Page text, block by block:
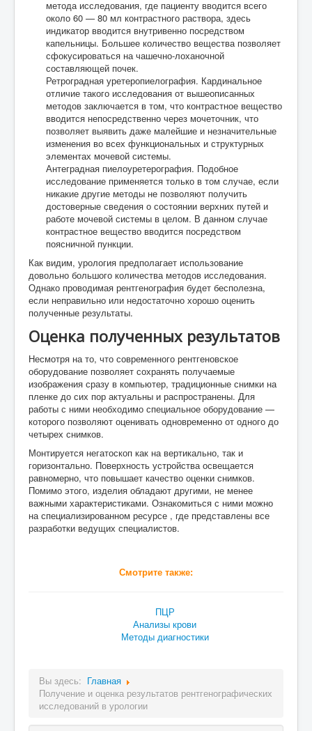
метода исследования, где пациенту вводится всего
около 60 — 80 мл контрастного раствора, здесь
индикатор вводится внутривенно посредством
капельницы. Большее количество вещества позволяет
сфокусироваться на чашечно-лоханочной
составляющей почек.
Ретроградная уретеропиелография. Кардинальное
отличие такого исследования от вышеописанных
методов заключается в том, что контрастное вещество
вводится непосредственно через мочеточник, что
позволяет выявить даже малейшие и незначительные
изменения во всех функциональных и структурных
элементах мочевой системы.
Антеградная пиелоуретерография. Подобное
исследование применяется только в том случае, если
никакие другие методы не позволяют получить
достоверные сведения о состоянии верхних путей и
работе мочевой системы в целом. В данном случае
контрастное вещество вводится посредством
поясничной пункции.
Как видим, урология предполагает использование
довольно большого количества методов исследования.
Однако проводимая рентгенография будет бесполезна,
если неправильно или недостаточно хорошо оценить
полученные результаты.
Оценка полученных результатов
Несмотря на то, что современного рентгеновское
оборудование позволяет сохранять получаемые
изображения сразу в компьютер, традиционные снимки на
пленке до сих пор актуальны и распространены. Для
работы с ними необходимо специальное оборудование —
которого позволяют оценивать одновременно от одного до
четырех снимков.
Монтируется негатоскоп как на вертикально, так и
горизонтально. Поверхность устройства освещается
равномерно, что повышает качество оценки снимков.
Помимо этого, изделия обладают другими, не менее
важными характеристиками. Ознакомиться с ними можно
на специализированном ресурсе , где представлены все
разработки ведущих специалистов.
Смотрите также:
ПЦР
Анализы крови
Методы диагностики
Вы здесь: Главная
Получение и оценка результатов рентгенографических
исследований в урологии